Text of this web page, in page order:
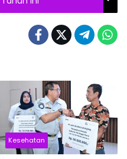
Kesehatan